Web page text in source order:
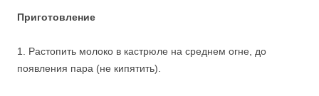
Приготовление
1. Растопить молоко в кастрюле на среднем огне, до
появления пара (не кипятить).